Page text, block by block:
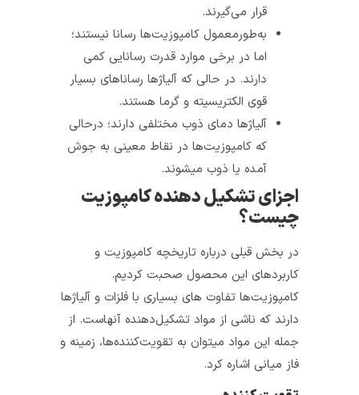
قرار می‌گیرند.
به­‌طور­معمول کامپوزیت‌ها رسانا نیستند؛
اما در برخی موارد قدرت رسانایی کمی
دارند. در حالی که آلیاژ‌ها رساناهای بسیار
قوی‌ الکتریسیته و گرما هستند.
آلیاژ‌ها دمای ذوب مختلفی دارند؛ در­حالی
که کامپوزیت‌ها در نقاط معینی به جوش
آمده یا ذوب می­شوند.
اجزای تشکیل دهنده کامپوزیت
چیست؟
در بخش قبلی درباره تاریخچه کامپوزیت و
کاربردهای این محصول صحبت کردیم.
کامپوزیت‌­ها تفاوت های بسیاری با فلزات و آلیاژ­ها
دارند که ناشی از مواد تشکیل­‌دهنده آنهاست. از
جمله این مواد می­توان به تقویت­‌کننده‌­ها، زمینه و
فاز میانی اشاره کرد.